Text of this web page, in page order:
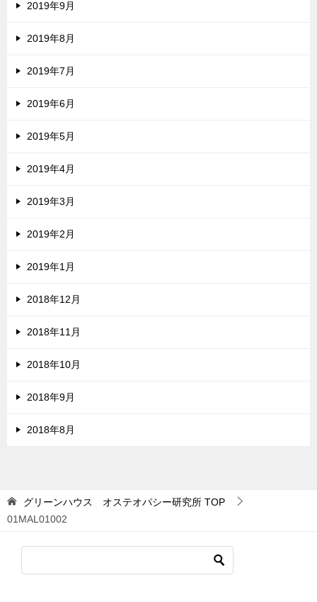
2019年9月
2019年8月
2019年7月
2019年6月
2019年5月
2019年4月
2019年3月
2019年2月
2019年1月
2018年12月
2018年11月
2018年10月
2018年9月
2018年8月
グリーンハウス オステオパシー研究所 TOP
01MAL01002